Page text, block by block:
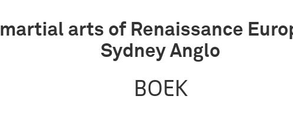
martial arts of Renaissance
Sydney Anglo
BOEK